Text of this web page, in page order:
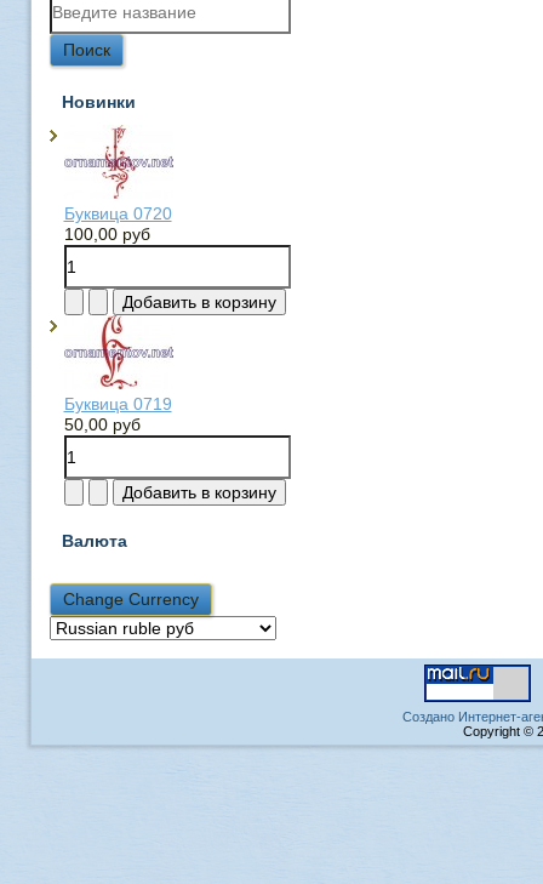
Новинки
Буквица 0720
100,00 руб
Буквица 0719
50,00 руб
Валюта
Создано Интернет-
Copyright ©